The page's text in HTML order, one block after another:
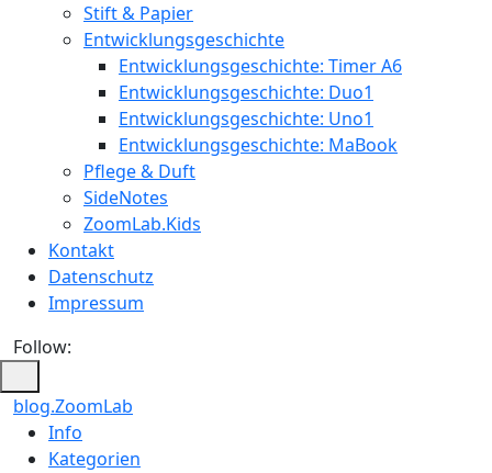
Stift & Papier
Entwicklungsgeschichte
Entwicklungsgeschichte: Timer A6
Entwicklungsgeschichte: Duo1
Entwicklungsgeschichte: Uno1
Entwicklungsgeschichte: MaBook
Pflege & Duft
SideNotes
ZoomLab.Kids
Kontakt
Datenschutz
Impressum
Follow:
blog.ZoomLab
ZoomLab
Info
Kategorien